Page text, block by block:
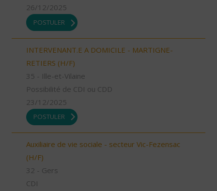
26/12/2025
POSTULER
INTERVENANT.E A DOMICILE - MARTIGNE-
RETIERS (H/F)
35 - Ille-et-Vilaine
Possibilité de CDI ou CDD
23/12/2025
POSTULER
Auxiliaire de vie sociale - secteur Vic-Fezensac
(H/F)
32 - Gers
CDI